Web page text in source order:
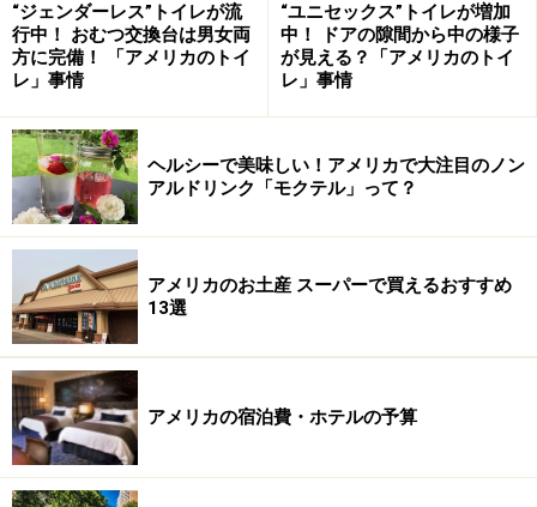
“ジェンダーレス”トイレが流
行中！ おむつ交換台は男女両
方に完備！ 「アメリカのトイ
レ」事情
“ユニセックス”トイレが増加
中！ ドアの隙間から中の様子
が見える？「アメリカのトイ
レ」事情
ヘルシーで美味しい！アメリカで大注目のノン
アルドリンク「モクテル」って？
アメリカのお土産 スーパーで買えるおすすめ
13選
アメリカの宿泊費・ホテルの予算